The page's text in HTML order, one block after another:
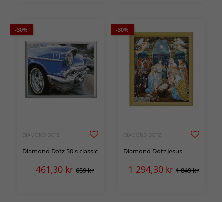
-30%
DIAMOND DOTZ
Diamond Dotz 50's classic
461,30 kr 659 kr
-30%
DIAMOND DOTZ
Diamond Dotz Jesus
1 294,30 kr 1 849 kr